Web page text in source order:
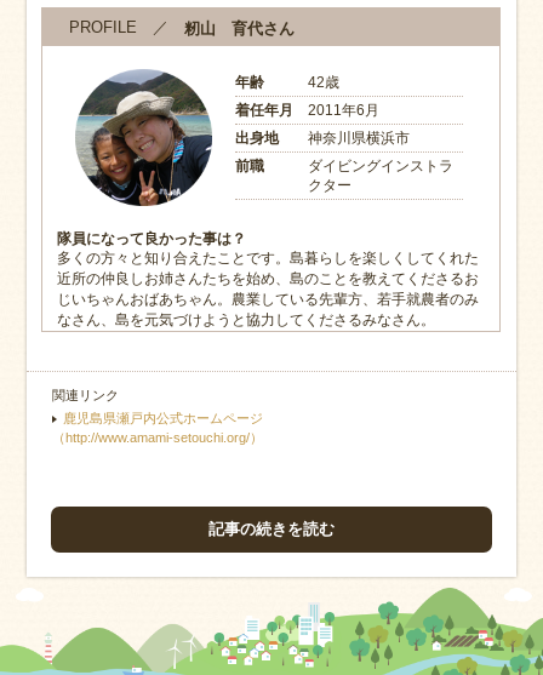
PROFILE ／籾山 育代さん
年齢
42歳
着任年月
2011年6月
出身地
神奈川県横浜市
前職
ダイビングインストラ
クター
隊員になって良かった事は？
多くの方々と知り合えたことです。島暮らしを楽しくしてくれた
近所の仲良しお姉さんたちを始め、島のことを教えてくださるお
じいちゃんおばあちゃん。農業している先輩方、若手就農者のみ
なさん、島を元気づけようと協力してくださるみなさん。
関連リンク
鹿児島県瀬戸内公式ホームページ
（http://www.amami-setouchi.org/）
記事の続きを読む